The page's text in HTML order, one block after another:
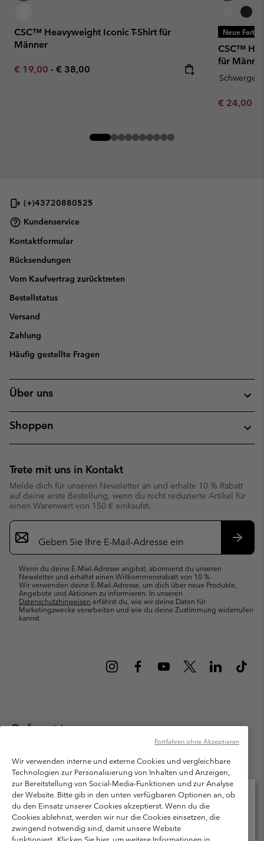
CSC™ Heavyweight Iconic T-Shirt für
Männer
Minimum sale price:
€ 19,00 - Maximum price:
€ 38,00
Neue
CSC™
für
Minimum
€ 24,00
(+)43720880525
Kundenservice
Kontaktformular
Rücksendungen
Vom Kaufvertrag zurücktreten
Bestellstatus
Versand
Zahlung
Häufig gestellte Fragen
Über uns
Shoppen
Trete mit uns in Kontakt
Melde dich für unseren Newsletter an und erhalte 10 % Rabatt
auf deine erste Bestellung, wenn du nicht reduzierte Artikel für
einen Warenwert von 150 € einkaufst.
Newsletter-
Anmeldung
Wenn du deine E-Mail-Adresse angibst, abonnierst du unseren
Newsletter und erhältst einen Willkommensrabatt von 10 %.
Wir verwenden deine E-Mail-Adresse, um dich über neue Produkte,
Angebote und Aktionen zu informieren. In unseren
Datenschutzhinweisen erfährst du, wie wir deine Daten für
Marketingzwecke verarbeiten und wie du deine Zustimmung widerrufen
kannst.
Österreich
Columbia Sportswear Austria GmbH. Moosfeldstraße 1, 5101
Bergheim, Salzburg Österreich. Alle Rechte vorbehalten.
Nutzungsbedingungen
Allgemeine Verkaufsbedingungen
Garantie
Datenschutzerklärung
Bestimmungen und Bedingungen des Mitglieder Programms
Nutzungsbedingungen Für Nutzergenerierte Inhalte
Wir verwenden interne und externe Cookies und vergleichbare
Technologien zur Personalisierung von Inhalten und Anzeigen,
zur Bereitstellung von Social-Media-Funktionen und zur Analyse
der Website. Bitte gib in den unten verfügbaren Optionen an, ob
du den Einsatz unserer Cookies akzeptierst. Wenn du die
Cookies ablehnst, werden wir nur die Cookies einsetzen, die
zwingend notwendig sind, damit unsere Website
Fortfahren ohne Akzeptieren
Bitte wählen Sie Ihr Lieferland und Ihre Sprache
Online-Einkauf verfügbar